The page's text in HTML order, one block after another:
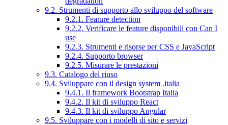
9.2. Strumenti di supporto allo sviluppo del software
9.2.1. Feature detection
9.2.2. Verificare le feature disponibili con Can I
use
9.2.3. Strumenti e risorse per CSS e JavaScript
9.2.4. Supporto browser
9.2.5. Misurare le prestazioni
9.3. Catalogo del riuso
9.4. Sviluppare con il design system .italia
9.4.1. Il framework Bootstrap Italia
9.4.2. Il kit di sviluppo React
9.4.3. Il kit di sviluppo Angular
9.5. Sviluppare con i modelli di sito e servizi